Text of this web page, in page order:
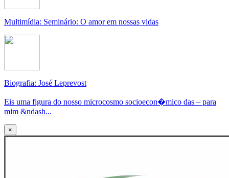
Multimídia: Seminário: O amor em nossas vidas
Biografia: José Leprevost
Eis uma figura do nosso microcosmo socioecon�mico das – para
mim &ndash...
×